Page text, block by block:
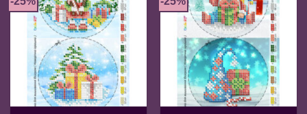
multe
variații.
Opțiunile
pot
fi
alese
în
pagina
variații.
Opțiunile
pot
fi
alese
în
pagina